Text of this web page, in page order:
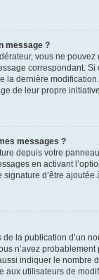
message ?
vous ne
correspondant. Si
la dernière
de leur propre
messages ?
depuis votre
en activant
d’être
la publication d’un
n’avez
indiquer le nombre
aux utilisateurs de